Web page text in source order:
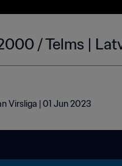
/ Telms |
Virsliga | 01 Jun 2023